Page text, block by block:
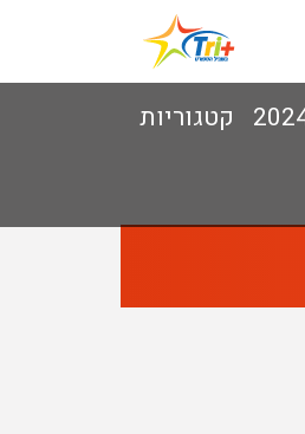
קטגוריות